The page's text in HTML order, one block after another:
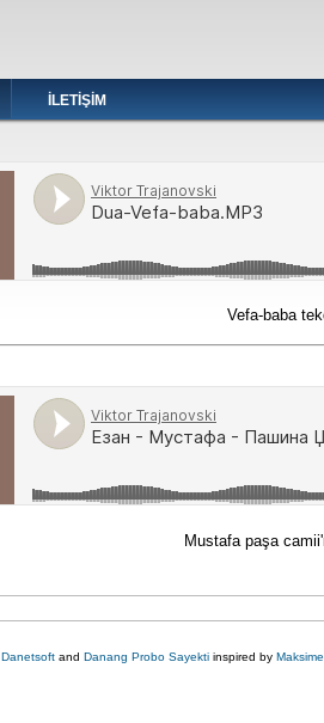
İLETIŞIM
Vefa-baba
Mustafa paşa
Danetsoft and Danang Probo Sayekti inspired by